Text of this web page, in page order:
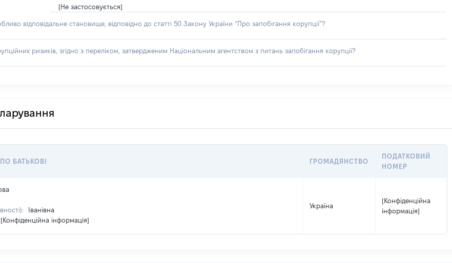
[Не застосовується]
відповідальне становище, відповідно до статті 50 Закону України “Про запобігання корупції”?
ризиків, згідно з переліком, затвердженим Національним агентством з питань запобігання корупції?
БАТЬКОВІ ГРОМАДЯНСТВО
ПОДАТКОВИЙ
НОМЕР
Іванівна
[Конфіденційна інформація]
Україна
[Конфіденційна
інформація]